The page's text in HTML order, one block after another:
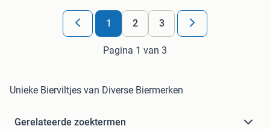
1 2 3
Pagina 1 van 3
Unieke Bierviltjes van Diverse Biermerken
Gerelateerde zoektermen